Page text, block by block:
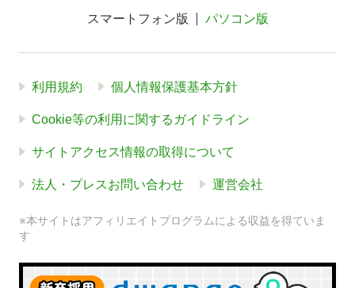
スマートフォン版 パソコン版
利用規約 個人情報保護基本方針
Cookie等の利用に関するガイドライン
サイトアクセス情報の取得について
法人・プレスお問い合わせ 運営会社
※本サイトはアフィリエイトプログラムによる収益を得ていま
す